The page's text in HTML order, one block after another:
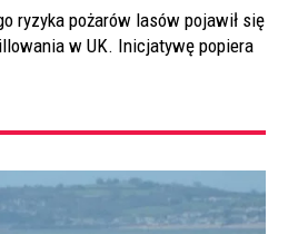
ryzyka pożarów lasów pojawił się
w UK. Inicjatywę popiera